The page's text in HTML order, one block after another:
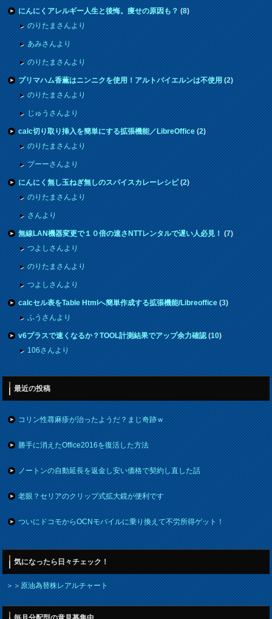
にんにくアレルギー人生と後悔。痩せの原因も？(8)
のりたまさんより
あみさんより
のりたまさんより
プリマハム香薫はニンニクを使用！アルトバイエルンは不使用(2)
のりたまさんより
じゅうさんより
calc切り取り挿入を簡単にする拡張機能／LibreOffice(2)
のりたまさんより
プーーさんより
にんにく無し玉ねぎ無しのスパイスカレーレシピ(2)
のりたまさんより
さんより
無線LAN機器変更で１０倍の速さNTTレンタルで遅い人必見！(7)
つよしさんより
のりたまさんより
つよしさんより
calcセル表をTable Htmlへ簡単作成する拡張機能/Libreoffice(3)
ふうさんより
v6プラスで速くなるか？TOOL計測結果でアップ余力確認(10)
106さんより
最近の投稿
コリン性蕁麻疹が治ったようだ？まじ奇跡ｗ
勝手に消えたOffice2016を復活した方法
ノートンの自動延長を返金し安い価格で契約し直した話
老眼？セリアのクリップ式拡大鏡が便利です
ついにドコモからOCNモバイルに乗り換えて不労所得ゲット！
気になったら日々チェック！
＞＞原油為替株レアルチャート